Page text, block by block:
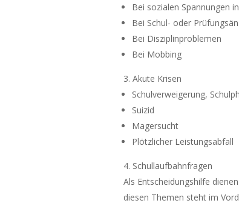
Bei sozialen Spannungen
Bei Schul- oder
Bei Disziplinproblemen
Bei Mobbing
Akute Krisen
Schulverweigerung,
Suizid
Magersucht
Plötzlicher Leistungsabfall
Schullaufbahnfragen
Als Entscheidungshilfe
diesen Themen steht im